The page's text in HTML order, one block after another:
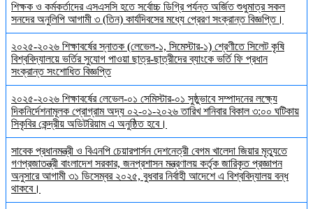
শিক্ষক ও কর্মকর্তাদের এসএসসি হতে সর্বোচ্চ ডিগ্রি পর্যন্ত অর্জিত শুধুমাত্র সকল
সনদের অনুলিপি আগামী ৩ (তিন) কার্যদিবসের মধ্যে প্রেরণ সংক্রান্ত বিজ্ঞপ্তি।
২০২৫-২০২৬ শিক্ষাবর্ষের স্নাতক (লেভেল-১, সিমেস্টার-১) শ্রেণীতে সিলেট কৃষি
বিশ্ববিদ্যালয়ে ভর্তির সুযোগ পাওয়া ছাত্র-ছাত্রীদের ব্যাংকে ভর্তি ফি প্রধান
সংক্রান্ত সংশোধিত বিজ্ঞপ্তি
২০২৫-২০২৬ শিক্ষাবর্ষের লেভেল-০১ সেমিস্টার-০১ সুষ্ঠুভাবে সম্পাদনের লক্ষ্যে
দিকনির্দেশনামূলক প্রোগ্রাম অদ্য ০২-০১-২০২৬ তারিখ শনিবার বিকাল ৩:০০ ঘটিকায়
সিকৃবির কেন্দ্রীয় অডিটরিয়াম এ অনুষ্ঠিত হবে।
সাবেক প্রধানমন্ত্রী ও বিএনপি চেয়ারপার্সন দেশনেত্রী বেগম খালেদা জিয়ার মৃত্যুতে
গণপ্রজাতন্ত্রী বাংলাদেশ সরকার, জনপ্রশাসন মন্ত্রণালয় কর্তৃক জারিকৃত প্রজ্ঞাপন
অনুসারে আগামী ৩১ ডিসেম্বর ২০২৫, বুধবার নির্বাহী আদেশে এ বিশ্ববিদ্যালয় বন্ধ
থাকবে।